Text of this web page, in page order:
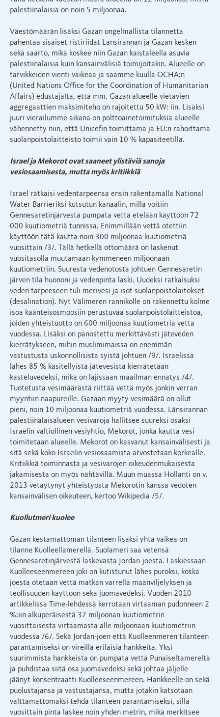
palestiinalaisia on noin 5 miljoonaa.
Väestömäärän lisäksi Gazan ongelmallista tilannetta
pahentaa sisäiset ristiriidat Länsirannan ja Gazan kesken
sekä saarto, mikä koskee niin Gazan kaistaleella asuvia
palestiinalaisia kuin kansainvälisiä toimijoitakin. Alueelle on
tarvikkeiden vienti vaikeaa ja saamme kuulla OCHA:n
(United Nations Office for the Coordination of Humanitarian
Affairs) edustajalta, että mm. Gazan alueelle vietävien
aggregaattien maksimiteho on rajoitettu 50 kW: iin. Lisäksi
juuri vierailumme aikana on polttoainetoimituksia alueelle
vähennetty niin, että Unicefin toimittama ja EU:n rahoittama
suolanpoistolaitteisto toimii vain 10 % kapasiteetilla.
Israel ja Mekorot ovat saaneet ylistäviä sanoja
vesiosaamisesta, mutta myös kritiikkiä
Israel ratkaisi vedentarpeensa ensin rakentamalla National
Water Barrieriksi kutsutun kanaalin, millä voitiin
Gennesaretinjärvestä pumpata vettä etelään käyttöön 72
000 kuutiometriä tunnissa. Enimmillään vettä otettiin
käyttöön tätä kautta noin 300 miljoonaa kuutiometriä
vuosittain /3/. Tällä hetkellä ottomäärä on laskenut
vuositasolla muutamaan kymmeneen miljoonaan
kuutiometriin. Suuresta vedenotosta johtuen Gennesaretin
järven tila huononi ja vedenpinta laski. Uudeksi ratkaisuksi
veden tarpeeseen tuli merivesi ja isot suolanpoistolaitokset
(desalination). Nyt Välimeren rannikolle on rakennettu kolme
isoa käänteisosmoosiin perustuvaa suolanpoistolaitteistoa,
joiden yhteistuotto on 600 miljoonaa kuutiometriä vettä
vuodessa. Lisäksi on panostettu merkittävästi jäteveden
kierrätykseen, mihin muslimimaissa on enemmän
vastustusta uskonnollisista syistä johtuen /9/. Israelissa
lähes 85 % käsitellyistä jätevesistä kierrätetään
kasteluvedeksi, mikä on lajissaan maailman ennätys /4/.
Tuotetusta vesimäärästä riittää vettä myös jonkin verran
myyntiin naapureille. Gazaan myyty vesimäärä on ollut
pieni, noin 10 miljoonaa kuutiometriä vuodessa. Länsirannan
palestiinalaisalueen vesivaroja hallitsee suureksi osaksi
Israelin valtiollinen vesiyhtiö, Mekorot, jonka kautta vesi
toimitetaan alueelle. Mekorot on kasvanut kansainvälisesti ja
sitä sekä koko Israelin vesiosaamista arvostetaan korkealle.
Kritiikkiä toiminnasta ja vesivarojen oikeudenmukaisesta
jakamisesta on myös nähtävillä. Muun muassa Hollanti on v.
2013 vetäytynyt yhteistyöstä Mekorotin kanssa vedoten
kansainvälisen oikeuteen, kertoo Wikipedia /5/.
Kuollutmeri kuolee
Gazan kestämättömän tilanteen lisäksi yhtä vaikea on
tilanne Kuolleellamerellä. Suolameri saa vetensä
Gennesaretinjärvestä laskevasta Jordan-joesta. Laskiessaan
Kuolleeseenmereen joki on kutistunut lähes puroksi, koska
joesta otetaan vettä matkan varrella maanviljelyksen ja
teollisuuden käyttöön sekä juomavedeksi. Vuoden 2010
artikkelissa Time-lehdessä kerrotaan virtaaman pudonneen 2
%:iin alkuperäisestä 37 miljoonan kuutiometrin
vuosittaisesta virtaamasta alle miljoonaan kuutiometriin
vuodessa /6/. Sekä Jordan-joen että Kuolleenmeren tilanteen
parantamiseksi on vireillä erilaisia hankkeita. Yksi
suurimmista hankkeista on pumpata vettä Punaiseltamereltä
ja puhdistaa siitä osa juomavedeksi sekä johtaa jäljelle
jäänyt konsentraatti Kuolleeseenmereen. Hankkeelle on sekä
puolustajansa ja vastustajansa, mutta jotakin katsotaan
välttämättömäksi tehdä tilanteen parantamiseksi, sillä
vuosittain pinta laskee noin yhden metrin, mikä merkitsee